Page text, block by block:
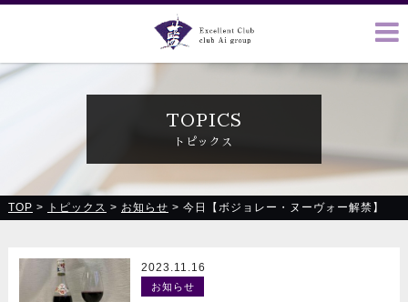
クラブ藍(あい)、クラブ恋(れん)、ルミナス、浪漫館で皆様の
お越しをお待ちしております
TOPICS
トピックス
TOP > トピックス > お知らせ > 今日【ボジョレー・ヌーヴォー解禁】
2023.11.16
お知らせ